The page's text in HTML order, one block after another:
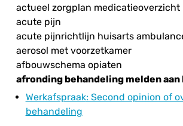
actueel zorgplan medicatieoverzicht
acute pijn
acute pijnrichtlijn huisarts
aerosol met voorzetkamer
afbouwschema opiaten
afronding behandeling melden
Werkafspraak: Second opinion of
behandeling